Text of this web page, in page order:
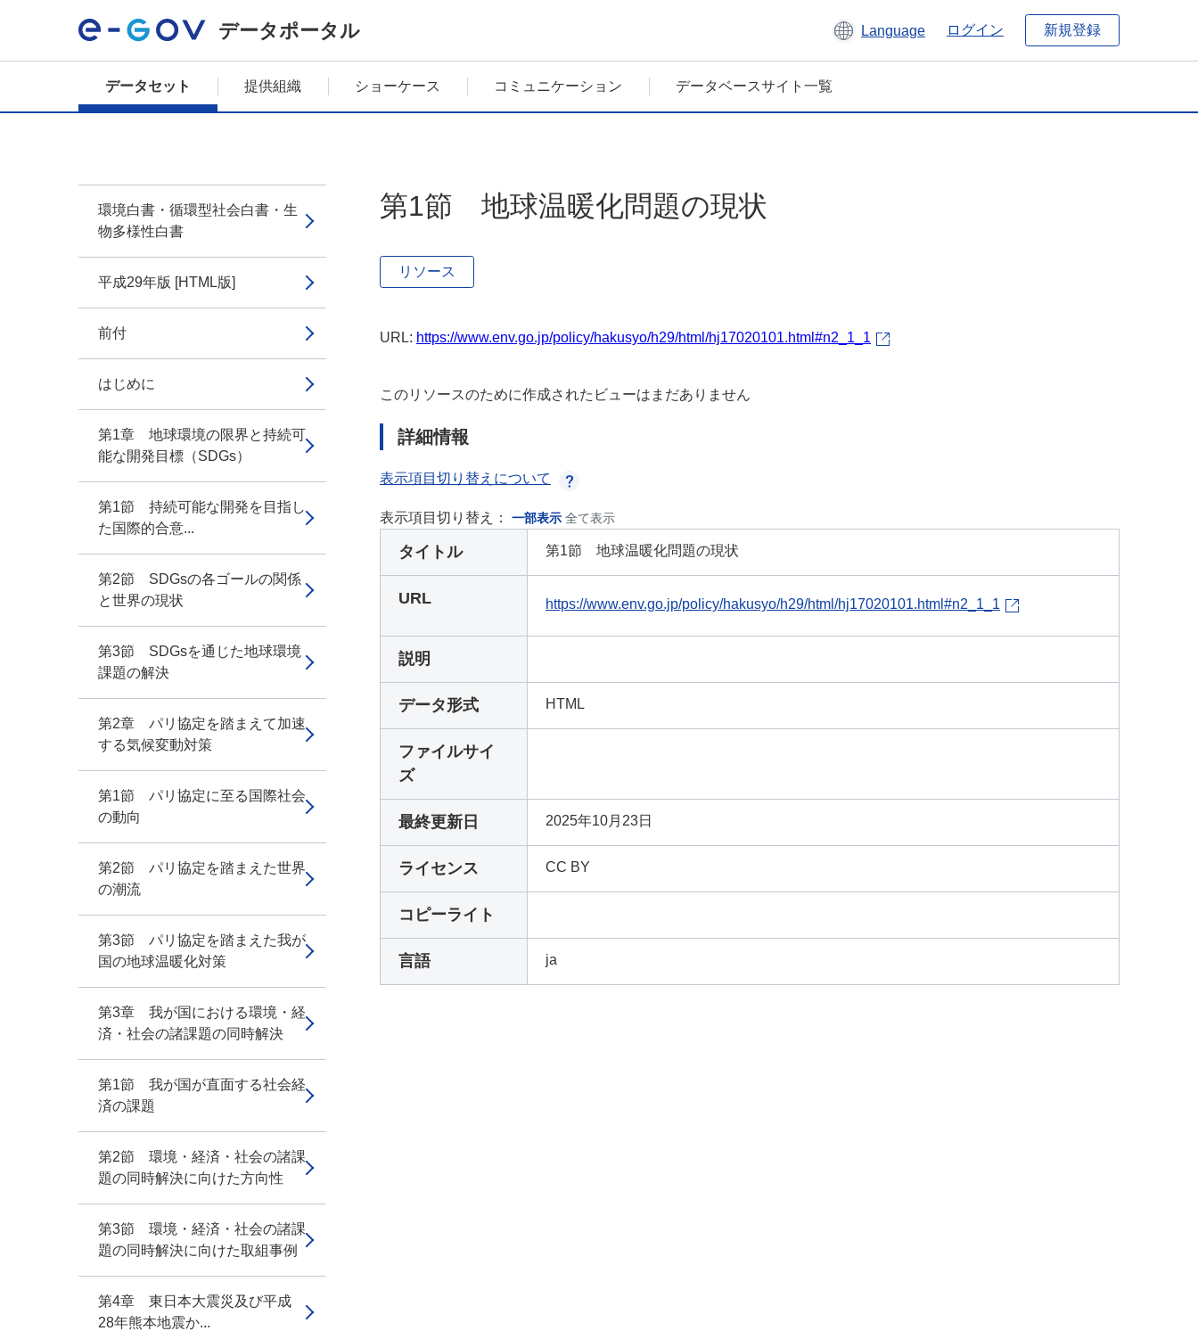
データポータル Language ログイン 新規登録
データセット 提供組織 ショーケース コミュニケーション データベースサイト一覧
環境白書・循環型社会白書・生
物多様性白書
平成29年版 [HTML版]
前付
はじめに
第1章 地球環境の限界と持続可
能な開発目標（SDGs）
第1節 持続可能な開発を目指し
た国際的合意...
第2節 SDGsの各ゴールの関係
と世界の現状
第3節 SDGsを通じた地球環境
課題の解決
第2章 パリ協定を踏まえて加速
する気候変動対策
第1節 パリ協定に至る国際社会
の動向
第2節 パリ協定を踏まえた世界
の潮流
第3節 パリ協定を踏まえた我が
国の地球温暖化対策
第3章 我が国における環境・経
済・社会の諸課題の同時解決
第1節 我が国が直面する社会経
済の課題
第2節 環境・経済・社会の諸課
題の同時解決に向けた方向性
第3節 環境・経済・社会の諸課
題の同時解決に向けた取組事例
第4章 東日本大震災及び平成
28年熊本地震か...
第1節 地球温暖化問題の現状
リソース
URL: https://www.env.go.jp/policy/hakusyo/h29/html/hj17020101.html#n2_1_1
このリソースのために作成されたビューはまだありません
詳細情報
表示項目切り替えについて
表示項目切り替え： 一部表示 全て表示
タイトル 第1節 地球温暖化問題の現状
URL https://www.env.go.jp/policy/hakusyo/h29/html/hj17020101.html#n2_1_1
説明
データ形式 HTML
ファイルサイ
ズ
最終更新日 2025年10月23日
ライセンス CC BY
コピーライト
言語 ja